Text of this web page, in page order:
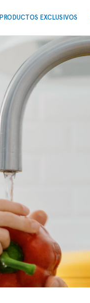
PRODUCTOS EXCLUSIVOS